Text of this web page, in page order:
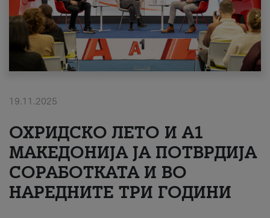
Поддршка
Надополни кредит
#ПодобарОнлајн
19.11.2025
ОХРИДСКО ЛЕТО И A1
МАКЕДОНИЈА ЈА ПОТВРДИЈА
СОРАБОТКАТА И ВО
НАРЕДНИТЕ ТРИ ГОДИНИ